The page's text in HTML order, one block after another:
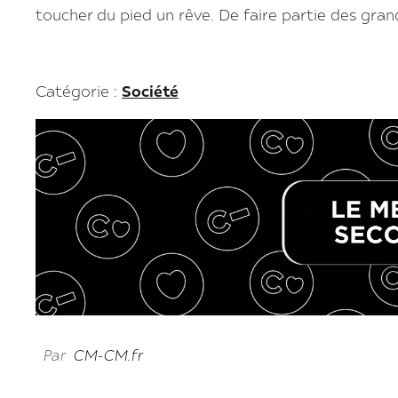
toucher du pied un rêve. De faire partie des
Catégorie : Société
Par CM-CM.fr